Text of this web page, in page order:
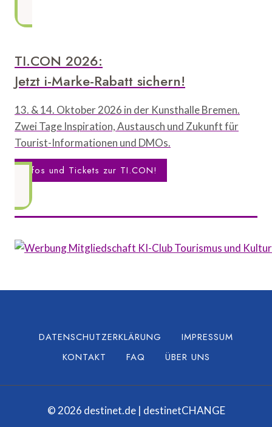
TI.CON 2026:
Jetzt i-Marke-Rabatt sichern!
13. & 14. Oktober 2026 in der Kunsthalle Bremen.
Zwei Tage Inspiration, Austausch und Zukunft für
Tourist-Informationen und DMOs.
Infos und Tickets zur TI.CON!
DATENSCHUTZERKLÄRUNG
IMPRESSUM
KONTAKT
FAQ ÜBER UNS
© 2026 destinet.de | destinetCHANGE